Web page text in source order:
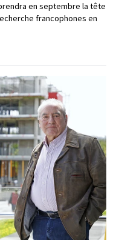
en septembre la tête
francophones en